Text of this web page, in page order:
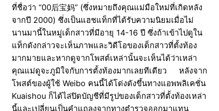
ที่ชื่อว่า “00后宝妈” (ซึ่งหมายถึงคุณแม่มือใหม่ที่เกิดหลัง
จากปี 2000) ซึ่งเป็นแฮชแท็กที่ได้รับความนิยมเมื่อไม่
นานมานี้ในหมู่เด็กสาวที่มีอายุ 14-16 ปี ซึ่งถ้าเข้าไปดูใน
แท็กดังกล่าวจะเห็นภาพและวิดีโอของเด็กสาวที่ตั้งท้อง
มากมายและหากดูจากโพสต์เหล่านั้นจะเห็นได้ว่าเหล่า
คุณแม่ดูจะภูมิใจกับการตั้งท้องมากเลยทีเดียว หลังจาก
โพสต์ของผู้ใช้ Weibo คนนี้ได้โด่งดังขึ้นทางแอพพลิเคชั่น
Kuaishou ก็ได้ไล่ปิดบัญชีที่มีรูปของเด็กสาวที่ตั้งท้องเหล่า
นี้และเปลี่ยนเป็นคำแถลงจากทางตำรวจออกมาแทน